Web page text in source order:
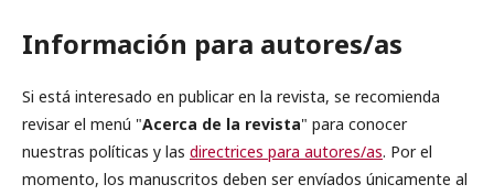
Información para autores/as
Si está interesado en publicar en la revista, se recomienda
revisar el menú "Acerca de la revista" para conocer
nuestras políticas y las directrices para autores/as. Por el
momento, los manuscritos deben ser envíados únicamente al